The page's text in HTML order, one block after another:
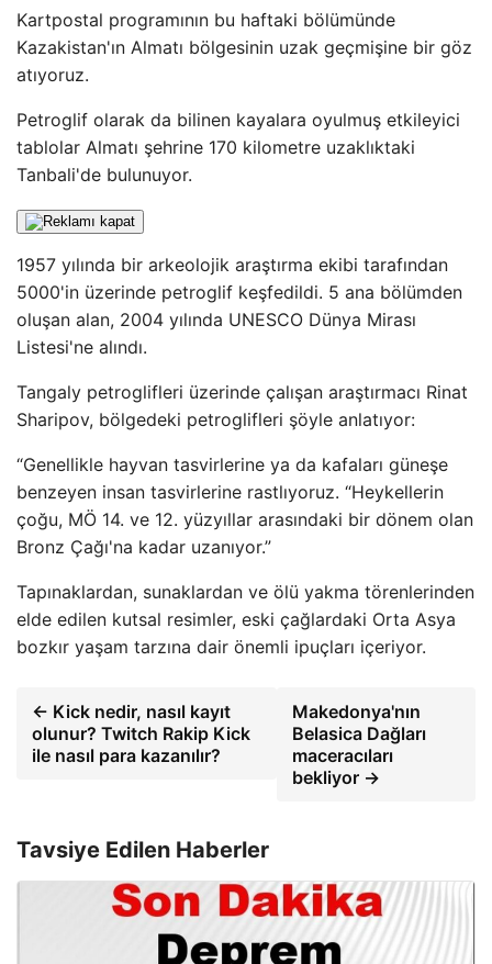
Kartpostal programının bu haftaki bölümünde
Kazakistan'ın Almatı bölgesinin uzak geçmişine bir göz
atıyoruz.
Petroglif olarak da bilinen kayalara oyulmuş etkileyici
tablolar Almatı şehrine 170 kilometre uzaklıktaki
Tanbali'de bulunuyor.
1957 yılında bir arkeolojik araştırma ekibi tarafından
5000'in üzerinde petroglif keşfedildi. 5 ana bölümden
oluşan alan, 2004 yılında UNESCO Dünya Mirası
Listesi'ne alındı.
Tangaly petroglifleri üzerinde çalışan araştırmacı Rinat
Sharipov, bölgedeki petroglifleri şöyle anlatıyor:
“Genellikle hayvan tasvirlerine ya da kafaları güneşe
benzeyen insan tasvirlerine rastlıyoruz. “Heykellerin
çoğu, MÖ 14. ve 12. yüzyıllar arasındaki bir dönem olan
Bronz Çağı'na kadar uzanıyor.”
Tapınaklardan, sunaklardan ve ölü yakma törenlerinden
elde edilen kutsal resimler, eski çağlardaki Orta Asya
bozkır yaşam tarzına dair önemli ipuçları içeriyor.
← Kick nedir, nasıl kayıt
olunur? Twitch Rakip Kick
ile nasıl para kazanılır?
Makedonya'nın
Belasica Dağları
maceracıları
bekliyor →
Tavsiye Edilen Haberler